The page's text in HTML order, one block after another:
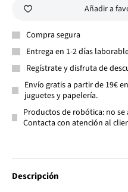
Añadir a
Compra segura
Entrega en 1-2 días
Regístrate y disfruta de
Envío gratis a partir de 19€
juguetes y papelería.
Productos de robótica: no
Contacta con atención al
Descripción